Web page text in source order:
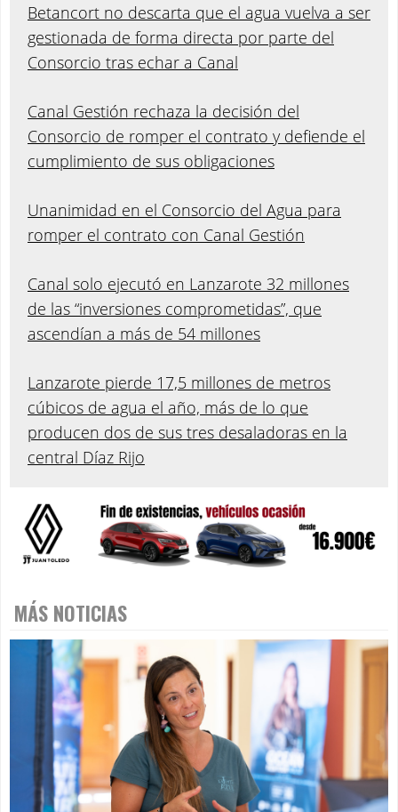
Betancort no descarta que el agua vuelva a ser
gestionada de forma directa por parte del
Consorcio tras echar a Canal
Canal Gestión rechaza la decisión del
Consorcio de romper el contrato y defiende el
cumplimiento de sus obligaciones
Unanimidad en el Consorcio del Agua para
romper el contrato con Canal Gestión
Canal solo ejecutó en Lanzarote 32 millones
de las “inversiones comprometidas”, que
ascendían a más de 54 millones
Lanzarote pierde 17,5 millones de metros
cúbicos de agua el año, más de lo que
producen dos de sus tres desaladoras en la
central Díaz Rijo
MÁS NOTICIAS